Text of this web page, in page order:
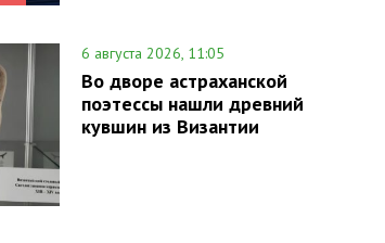
6 августа 2026, 11:05
Во дворе астраханской
поэтессы нашли древний
кувшин из Византии